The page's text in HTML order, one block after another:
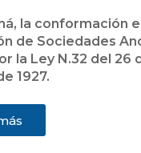
la conformación e
de Sociedades
la Ley N.32 del 26
1927.